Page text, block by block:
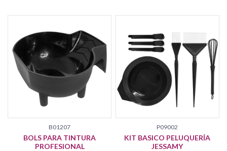
B01207
BOLS PARA TINTURA
PROFESIONAL
P09002
KIT BASICO PELUQUERÍA
JESSAMY